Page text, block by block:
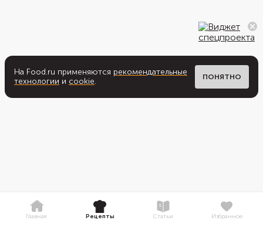
На Food.ru применяются рекомендательные
технологии и cookie. ПОНЯТНО
Главная Рецепты Статьи Избранное